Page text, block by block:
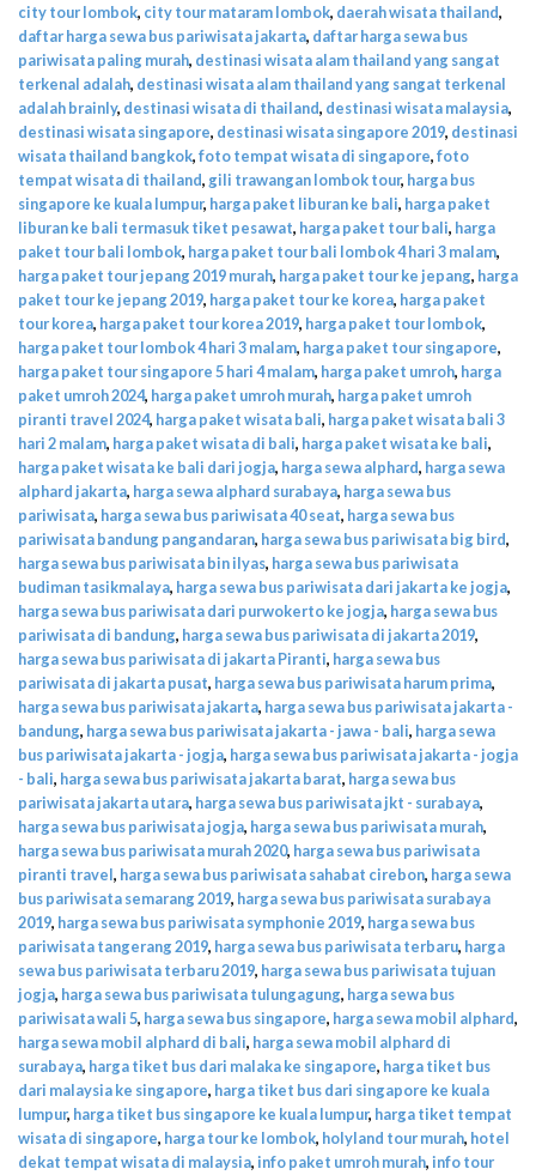
city tour lombok, city tour mataram lombok, daerah wisata thailand,
daftar harga sewa bus pariwisata jakarta, daftar harga sewa bus
pariwisata paling murah, destinasi wisata alam thailand yang sangat
terkenal adalah, destinasi wisata alam thailand yang sangat terkenal
adalah brainly, destinasi wisata di thailand, destinasi wisata malaysia,
destinasi wisata singapore, destinasi wisata singapore 2019, destinasi
wisata thailand bangkok,foto tempat wisata di singapore,foto
tempat wisata di thailand,gili trawangan lombok tour, harga bus
singapore ke kuala lumpur, harga paket liburan ke bali, harga paket
liburan ke bali termasuk tiket pesawat, harga paket tour bali, harga
paket tour bali lombok, harga paket tour bali lombok 4 hari 3 malam,
harga paket tour jepang 2019 murah, harga paket tour ke jepang, harga
paket tour ke jepang 2019, harga paket tour ke korea, harga paket
tour korea, harga paket tour korea 2019, harga paket tour lombok,
harga paket tour lombok 4 hari 3 malam, harga paket tour singapore,
harga paket tour singapore 5 hari 4 malam, harga paket umroh, harga
paket umroh 2024, harga paket umroh murah, harga paket umroh
piranti travel 2024, harga paket wisata bali, harga paket wisata bali 3
hari 2 malam, harga paket wisata di bali, harga paket wisata ke bali,
harga paket wisata ke bali dari jogja, harga sewa alphard, harga sewa
alphard jakarta, harga sewa alphard surabaya, harga sewa bus
pariwisata, harga sewa bus pariwisata 40 seat, harga sewa bus
pariwisata bandung pangandaran, harga sewa bus pariwisata big bird,
harga sewa bus pariwisata bin ilyas, harga sewa bus pariwisata
budiman tasikmalaya, harga sewa bus pariwisata dari jakarta ke jogja,
harga sewa bus pariwisata dari purwokerto ke jogja, harga sewa bus
pariwisata di bandung, harga sewa bus pariwisata di jakarta 2019,
harga sewa bus pariwisata di jakarta Piranti, harga sewa bus
pariwisata di jakarta pusat, harga sewa bus pariwisata harum prima,
harga sewa bus pariwisata jakarta, harga sewa bus pariwisata jakarta -
bandung, harga sewa bus pariwisata jakarta - jawa - bali, harga sewa
bus pariwisata jakarta - jogja, harga sewa bus pariwisata jakarta - jogja
- bali, harga sewa bus pariwisata jakarta barat, harga sewa bus
pariwisata jakarta utara, harga sewa bus pariwisata jkt - surabaya,
harga sewa bus pariwisata jogja, harga sewa bus pariwisata murah,
harga sewa bus pariwisata murah 2020, harga sewa bus pariwisata
piranti travel, harga sewa bus pariwisata sahabat cirebon, harga sewa
bus pariwisata semarang 2019, harga sewa bus pariwisata surabaya
2019, harga sewa bus pariwisata symphonie 2019, harga sewa bus
pariwisata tangerang 2019, harga sewa bus pariwisata terbaru, harga
sewa bus pariwisata terbaru 2019, harga sewa bus pariwisata tujuan
jogja, harga sewa bus pariwisata tulungagung, harga sewa bus
pariwisata wali 5, harga sewa bus singapore, harga sewa mobil alphard,
harga sewa mobil alphard di bali, harga sewa mobil alphard di
surabaya, harga tiket bus dari malaka ke singapore, harga tiket bus
dari malaysia ke singapore, harga tiket bus dari singapore ke kuala
lumpur, harga tiket bus singapore ke kuala lumpur, harga tiket tempat
wisata di singapore, harga tour ke lombok, holyland tour murah, hotel
dekat tempat wisata di malaysia, info paket umroh murah, info tour